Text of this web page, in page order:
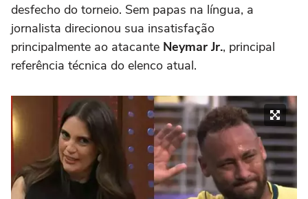
desfecho do torneio. Sem papas na língua, a
jornalista direcionou sua insatisfação
principalmente ao atacante Neymar Jr., principal
referência técnica do elenco atual.